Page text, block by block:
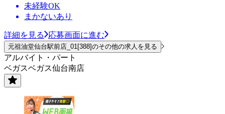
未経験OK
まかないあり
詳細を見る 応募画面に進む
元祖油堂仙台駅前店_01[388]のその他の求人を見る
アルバイト・パート
ベガスベガス仙台南店